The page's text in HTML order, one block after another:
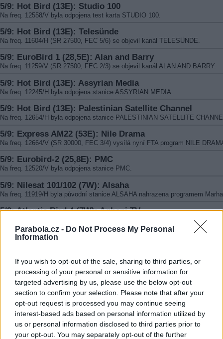
Parabola.cz - Do Not Process My Personal
Information
If you wish to opt-out of the sale, sharing to third parties, or
processing of your personal or sensitive information for
targeted advertising by us, please use the below opt-out
section to confirm your selection. Please note that after your
opt-out request is processed you may continue seeing
interest-based ads based on personal information utilized by
us or personal information disclosed to third parties prior to
your opt-out. You may separately opt-out of the further
5/9: Hot Bird (13E): Studio 100
Na freq. 12558/V byla odpojena test karta STUDIO 100.
5/9: Hot Bird (13E): Telesünde
Na freq. 11604/H (SR 27500, FEC 5/6) se objevil kanál TELESÜNDE.
5/9: EuroBird 1 (28,5E): Alan and Barry
Na freq. 11259/V (SR 27500, FEC 2/3) se objevil kanál ALAN AND BARRY.
5/9: Hot Bird (13E): Assyrian Media
Na freq. 12245/H byla odpojena stanice ASSYRIAN MEDIA.
5/9: Hot Bird (13E): Palestinian Satellite Channel
Na freq. 12654/H byla odpojena stanice PALESTINIAN SATELLITE
5/9: Express AM22 (53E): Nile Drama
Na freq. 12664/V (SR 30000, FEC 3/4) vysílá nyní FTA program NILE
5/9: Eurobird-2 (25,8E): PMC
Na freq. 12520/V byla odpojena stanice PMC.
5/9: Nilesat 101/102 (7W): Alsaha
Na freq. 11919/H byla původní stanice ALSAHA nahrazena programem
5/9: Atlantic Bird 4 (7W): Aghani TV
5/9: Express AM22 (53E): GTRK Samara
5/9: LMI-1 (75E): Russkij Extrim
Na freq. 12579/V byl odpojen kanál RUSSKIJ EXTRIM.
5/9: Hot Bird (13E): BHT 1
Na freq. 11938/H skončil program BHT 1. Stanice dále pokračuje na freq.
4/9: Atlantic Bird 3 (5W): test TV
Na freq. 11555/V (SR 30000, FEC 7/8) se objevily TEST TV kanály